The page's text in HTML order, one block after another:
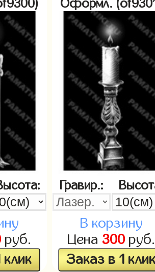
руб.
клик
Оформл.
Гравир.:
В корзину
Цена 300руб.
Заказ в 1